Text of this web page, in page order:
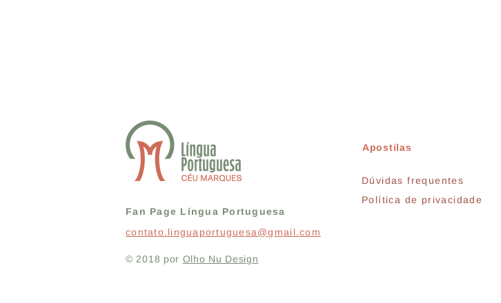
Fan Page Língua Portuguesa
contato.linguaportuguesa@gmail.com
Apostilas
Dúvidas frequentes
Política de privacidade
© 2018 por Olho Nu Design